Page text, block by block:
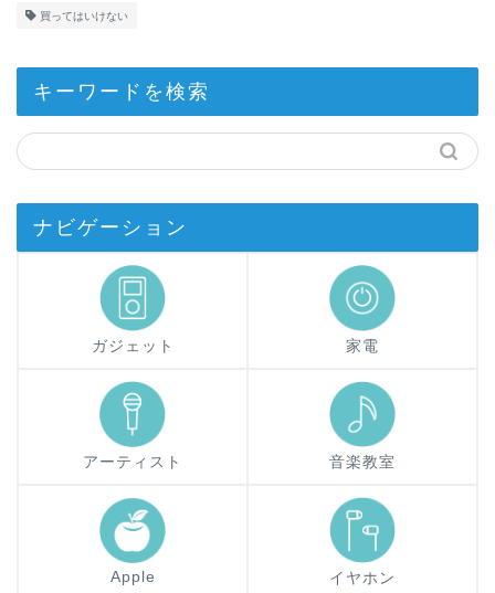
買ってはいけない
キーワードを検索
ナビゲーション
ガジェット 家電
アーティスト 音楽教室
Apple イヤホン